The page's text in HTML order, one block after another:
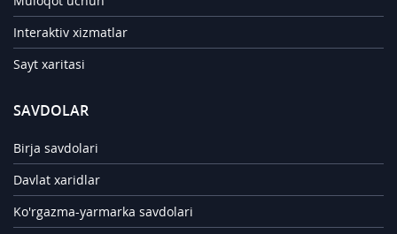
Interaktiv xizmatlar
Sayt xaritasi
SAVDOLAR
Birja savdolari
Davlat xaridlar
Ko'rgazma-yarmarka savdolari